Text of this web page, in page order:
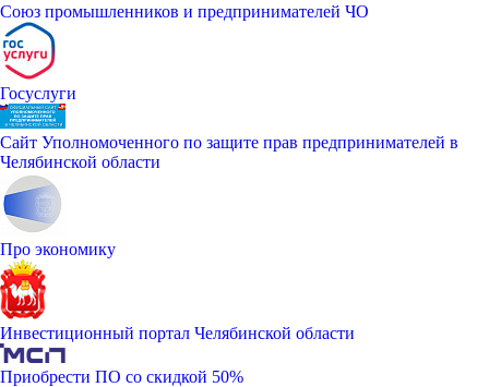
Союз промышленников и предпринимателей ЧО
Госуслуги
Сайт Уполномоченного по защите прав предпринимателей в
Челябинской области
Про экономику
Инвестиционный портал Челябинской области
Приобрести ПО со скидкой 50%